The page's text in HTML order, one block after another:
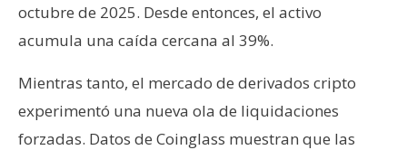
i
d
d
octubre de 2025. Desde entonces, el activo
acumula una caída cercana al 39%.
Mientras tanto, el mercado de derivados cripto
experimentó una nueva ola de liquidaciones
forzadas. Datos de Coinglass muestran que las